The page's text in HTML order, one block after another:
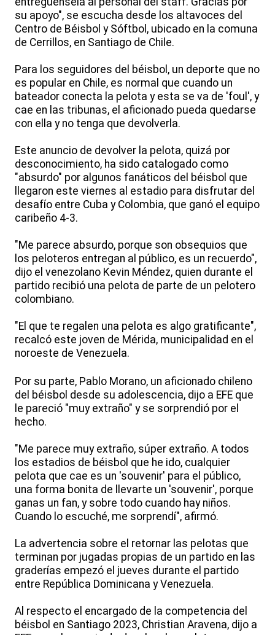
su apoyo", se escucha desde los altavoces del
Centro de Béisbol y Sóftbol, ubicado en la comuna
de Cerrillos, en Santiago de Chile.
Para los seguidores del béisbol, un deporte que no
es popular en Chile, es normal que cuando un
bateador conecta la pelota y esta se va de 'foul', y
cae en las tribunas, el aficionado pueda quedarse
con ella y no tenga que devolverla.
Este anuncio de devolver la pelota, quizá por
desconocimiento, ha sido catalogado como
"absurdo" por algunos fanáticos del béisbol que
llegaron este viernes al estadio para disfrutar del
desafío entre Cuba y Colombia, que ganó el equipo
caribeño 4-3.
"Me parece absurdo, porque son obsequios que
los peloteros entregan al público, es un recuerdo",
dijo el venezolano Kevin Méndez, quien durante el
partido recibió una pelota de parte de un pelotero
colombiano.
"El que te regalen una pelota es algo gratificante",
recalcó este joven de Mérida, municipalidad en el
noroeste de Venezuela.
Por su parte, Pablo Morano, un aficionado chileno
del béisbol desde su adolescencia, dijo a EFE que
le pareció "muy extraño" y se sorprendió por el
hecho.
"Me parece muy extraño, súper extraño. A todos
los estadios de béisbol que he ido, cualquier
pelota que cae es un 'souvenir' para el público,
una forma bonita de llevarte un 'souvenir', porque
ganas un fan, y sobre todo cuando hay niños.
Cuando lo escuché, me sorprendí", afirmó.
La advertencia sobre el retornar las pelotas que
terminan por jugadas propias de un partido en las
graderías empezó el jueves durante el partido
entre República Dominicana y Venezuela.
Al respecto el encargado de la competencia del
béisbol en Santiago 2023, Christian Aravena, dijo a